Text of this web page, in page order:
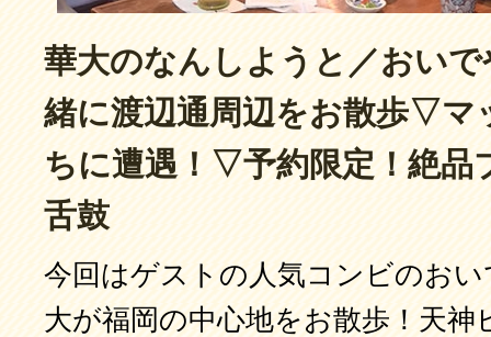
華大のなんしようと／おい
緒に渡辺通周辺をお散歩▽マ
ちに遭遇！▽予約限定！絶品
舌鼓
今回はゲストの人気コンビのお
大が福岡の中心地をお散歩！天神